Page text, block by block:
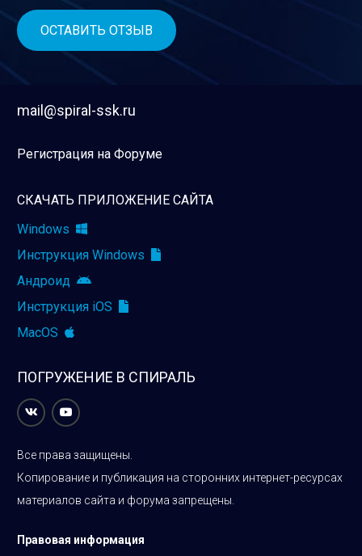
mail@spiral-ssk.ru
Регистрация на Форуме
СКАЧАТЬ ПРИЛОЖЕНИЕ САЙТА
Windows
Инструкция Windows
Андроид
Инструкция iOS
MacOS
ПОГРУЖЕНИЕ В СПИРАЛЬ
Все права защищены.
Копирование и публикация на сторонних интернет-ресурсах
материалов сайта и форума запрещены.
Правовая информация